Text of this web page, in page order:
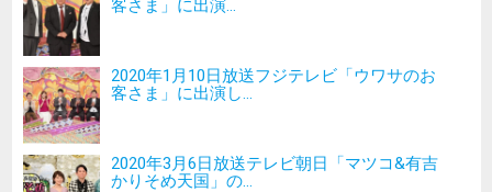
客さま」に出演...
2020年1月10日放送フジテレビ「ウワサのお
客さま」に出演し...
2020年3月6日放送テレビ朝日「マツコ&有吉
かりそめ天国」の...